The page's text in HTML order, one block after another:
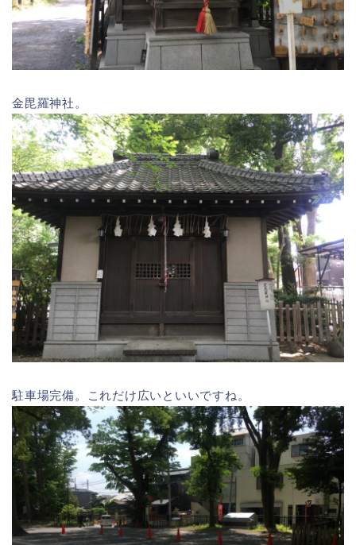
金毘羅神社。
駐車場完備。これだけ広いといいですね。